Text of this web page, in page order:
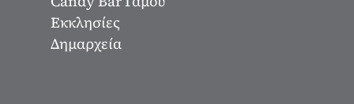
Εκκλησίες
Δημαρχεία